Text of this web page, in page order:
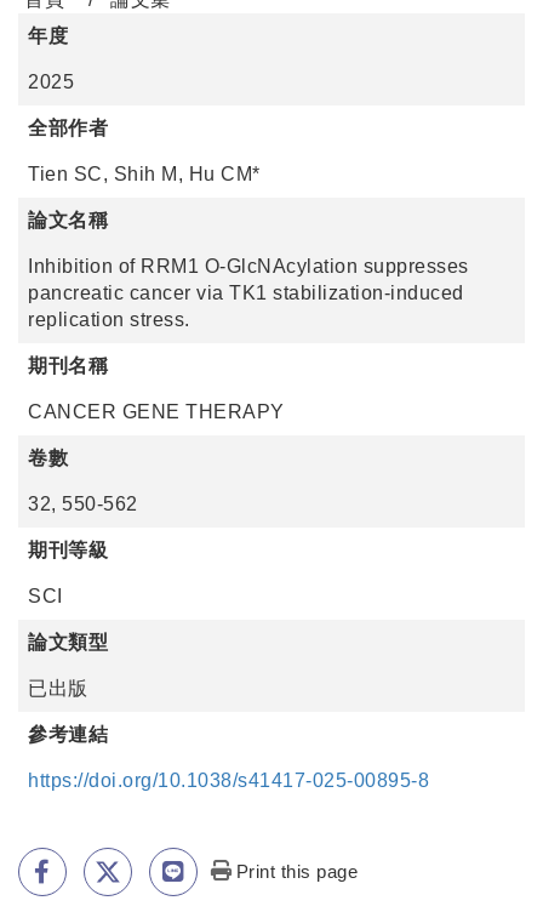
年度
2025
全部作者
Tien SC, Shih M, Hu CM*
論文名稱
Inhibition of RRM1 O-GlcNAcylation suppresses
pancreatic cancer via TK1 stabilization-induced
replication stress.
期刊名稱
CANCER GENE THERAPY
卷數
32, 550-562
期刊等級
SCI
論文類型
已出版
參考連結
https://doi.org/10.1038/s41417-025-00895-8
Print this page